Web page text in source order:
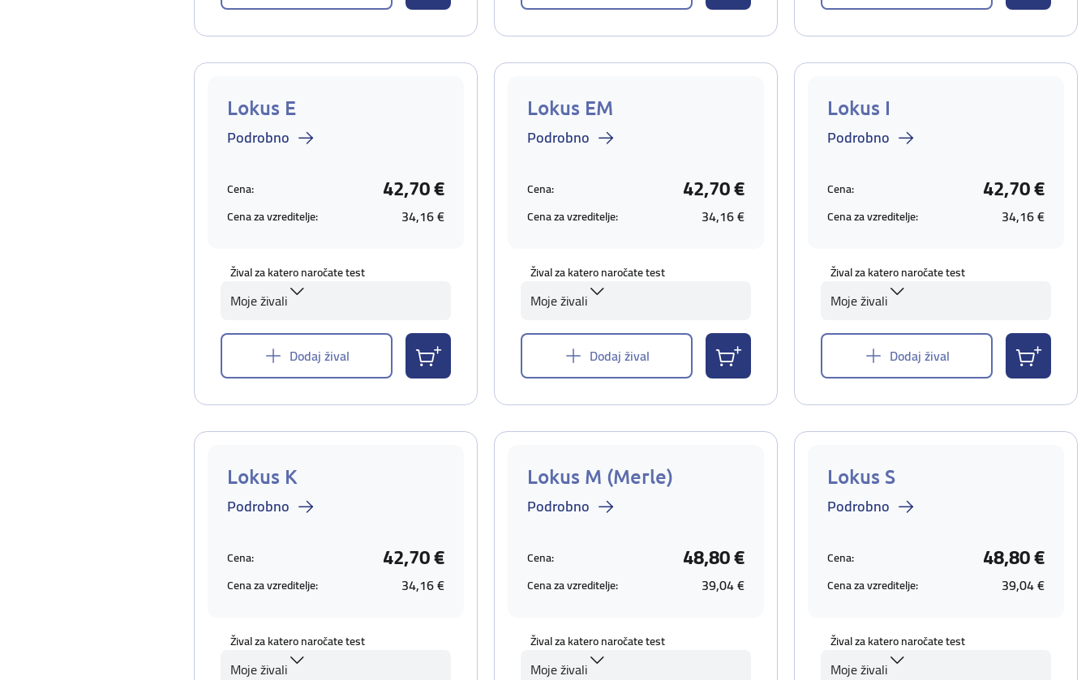
Lokus E
Podrobno
Cena: 42,70 €
Cena za vzreditelje: 34,16 €
Žival za katero naročate test
Moje živali
Dodaj žival
Lokus EM
Podrobno
Cena: 42,70 €
Cena za vzreditelje: 34,16 €
Žival za katero naročate test
Moje živali
Dodaj žival
Lokus I
Podrobno
Cena: 42,70 €
Cena za vzreditelje: 34,16 €
Žival za katero naročate test
Moje živali
Dodaj žival
Lokus K
Podrobno
Cena: 42,70 €
Cena za vzreditelje: 34,16 €
Žival za katero naročate test
Moje živali
Lokus M (Merle)
Podrobno
Cena: 48,80 €
Cena za vzreditelje: 39,04 €
Žival za katero naročate test
Moje živali
Lokus S
Podrobno
Cena: 48,80 €
Cena za vzreditelje: 39,04 €
Žival za katero naročate test
Moje živali